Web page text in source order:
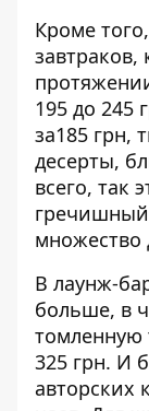
Кроме
195 до 245
за185 грн,
десерты,
всего, так
множество
В лаунж-
больше, в
томленную
325 грн. И
авторских